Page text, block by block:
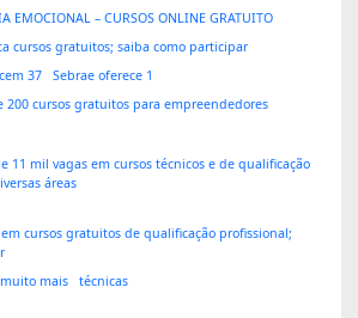
EMOCIONAL – CURSOS ONLINE GRATUITO
cursos gratuitos; saiba como participar
37
Sebrae oferece 1
200 cursos gratuitos para empreendedores
11 mil vagas em cursos técnicos e de qualificação
áreas
em cursos gratuitos de qualificação profissional;
mais técnicas